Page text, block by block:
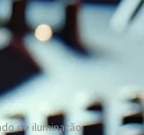
de iluminação